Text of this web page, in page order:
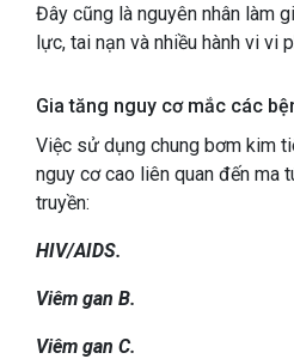
Đây cũng là nguyên nhân làm
lực, tai nạn và nhiều hành vi vi
Gia tăng nguy cơ mắc các
Việc sử dụng chung bơm kim
nguy cơ cao liên quan đến ma
truyền:
HIV/AIDS.
Viêm gan B.
Viêm gan C.